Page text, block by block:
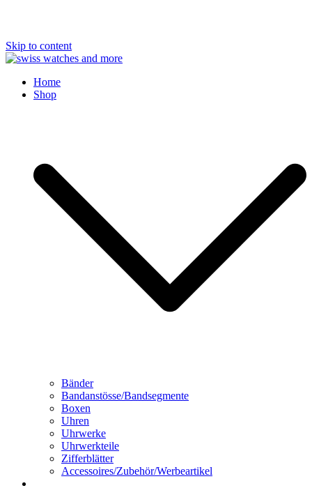
Skip to content
Swiss Watches and More
Home
Shop
Bänder
Bandanstösse/Bandsegmente
Boxen
Uhren
Uhrwerke
Uhrwerkteile
Zifferblätter
Accessoires/Zubehör/Werbeartikel